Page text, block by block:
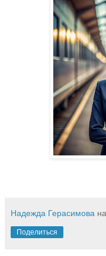
Надежда Герасимова на
Поделиться